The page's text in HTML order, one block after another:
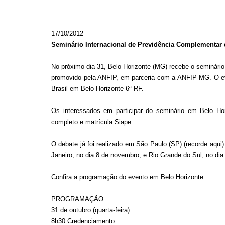
17/10/2012
Seminário Internacional de Previdência
No próximo dia 31, Belo Horizonte (MG) recebe o
promovido pela ANFIP, em parceria com a ANFIP-MG. O
Brasil em Belo Horizonte 6ª RF.
Os interessados em participar do seminário em Belo
completo e matrícula Siape.
O debate já foi realizado em São Paulo (SP) (recorde
Janeiro, no dia 8 de novembro, e Rio Grande do Sul, no
Confira a programação do evento em Belo Horizonte:
PROGRAMAÇÃO:
31 de outubro (quarta-feira)
8h30 Credenciamento